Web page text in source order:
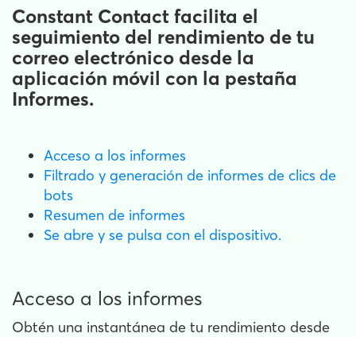
Constant Contact facilita el
seguimiento del rendimiento de tu
correo electrónico desde la
aplicación móvil con la pestaña
Informes.
Acceso a los informes
Filtrado y generación de informes de clics de
bots
Resumen de informes
Se abre y se pulsa con el dispositivo.
Acceso a los informes
Obtén una instantánea de tu rendimiento desde